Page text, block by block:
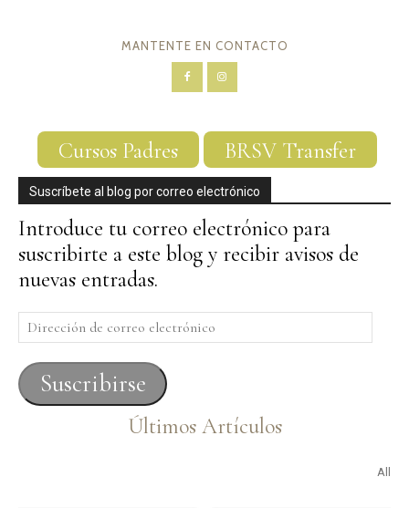
MANTENTE EN CONTACTO
Cursos Padres BRSV Transfer
Suscríbete al blog por correo electrónico
Introduce tu correo electrónico para
suscribirte a este blog y recibir avisos de
nuevas entradas.
Dirección
de
correo
electrónico
Suscribirse
Últimos Artículos
All